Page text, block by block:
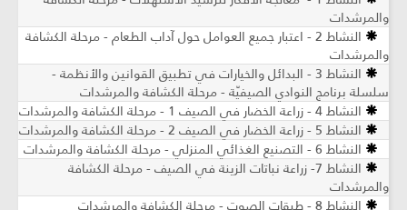
والمرشدات
النشاط 2 - اعتبار جميع العوامل حول آداب الطعام - مرحلة الكشافة
والمرشدات
النشاط 3 - البدائل والخيارات في تطبيق القوانين والأنظمة -
سلسلة برنامج النوادي الصيفيّة - مرحلة الكشافة والمرشدات
النشاط 4 - زراعة الخضار في الصيف 1 - مرحلة الكشافة والمرشدات
النشاط 5 - زراعة الخضار في الصيف 2 - مرحلة الكشافة والمرشدات
النشاط 6 - التصنيع الغذائي المنزلي - مرحلة الكشافة والمرشدات
النشاط 7- زراعة نباتات الزينة في الصيف ​- مرحلة الكشافة
والمرشدات
النشاط 8 - طبقات الصوت - مرحلة الكشافة والمرشدات